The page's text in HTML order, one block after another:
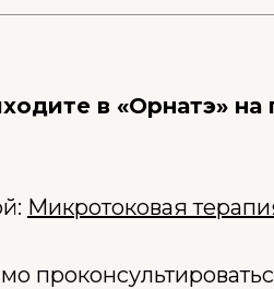
в «Орнатэ»
Микротоковая